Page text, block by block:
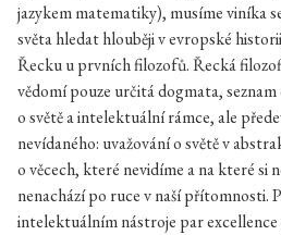
jazykem matematiky), musíme viníka
světa hledat hlouběji v evropské
Řecku u prvních filozofů. Řecká
vědomí pouze určitá dogmata,
o světě a intelektuální rámce, ale
nevídaného: uvažování o světě v
o věcech, které nevidíme a na které si
nenachází po ruce v naší přítomnosti.
intelektuálním nástroje par